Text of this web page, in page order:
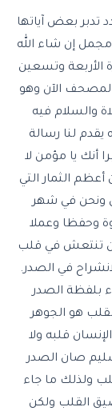
تدبر بعض آياتها
إن شاء الله
الأربعة وتسعين
الآن وهو
والسلام فيه
يقدم لنا رسالة
أنك يا مؤمن لا
الثمار التي
ونحن في شهر
وحفظا وعملا
أن تنتعش في قلب
في الصدر.
بلفظة الصدر
هو الجوهر
قلبه ولا
سليم صان الصدر
ولذلك ما جاء
القلب ولكن